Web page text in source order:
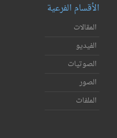
الأقسام الفرعية
المقالات
الفيديو
الصوتيات
الصور
الملفات